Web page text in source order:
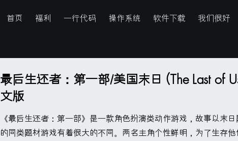
首页 福利 一行代码 操作系统 软件下载 我们很好
最后生还者：第一部/美国末日 (The Last of
文版
《最后生还者：第一部》是一款角色扮演类动作游戏，故事以末
的同类题材游戏有着很大的不同。两名主角个性鲜明，为了生存